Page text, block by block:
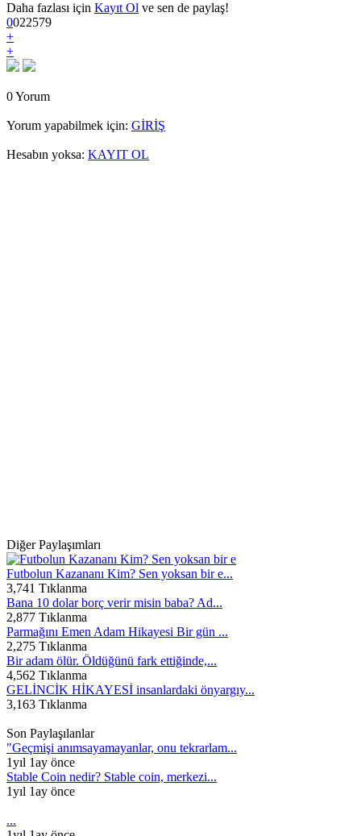
Daha fazlası için Kayıt Ol ve sen de paylaş!
0022579
+
+
0 Yorum
Yorum yapabilmek için: GİRİŞ
Hesabın yoksa: KAYIT OL
Diğer Paylaşımları
Futbolun Kazananı Kim? Sen yoksan bir e...
3,741 Tıklanma
Bana 10 dolar borç verir misin baba? Ad...
2,877 Tıklanma
Parmağını Emen Adam Hikayesi Bir gün ...
2,275 Tıklanma
Bir adam ölür. Öldüğünü fark ettiğinde,...
4,562 Tıklanma
GELİNCİK HİKAYESİ insanlardaki önyargıy...
3,163 Tıklanma
Son Paylaşılanlar
"Geçmişi anımsayamayanlar, onu tekrarlam...
1yıl 1ay önce
Stable Coin nedir? Stable coin, merkezi...
1yıl 1ay önce
...